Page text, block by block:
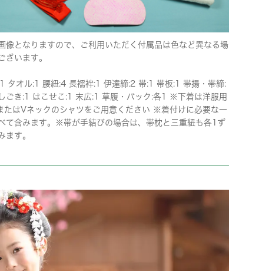
像となりますので、ご利用いただく付属品は色など異なる場
ざいます。
タオル:1 腰紐:4 長襦袢:1 伊達締:2 帯:1 帯板:1 帯揚・帯締:
ごき:1 はこせこ:1 末広:1 草履・バック:各1 ※下着は洋服用
たはVネックのシャツをご用意ください ※着付けに必要な一
て含みます。※帯が手結びの場合は、帯枕と三重紐も各1ず
ます。